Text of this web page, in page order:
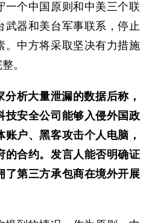
一个中国原则和中美三个联
武器和美台军事联系，停止
。中方将采取坚决有力措施
。
析大量泄漏的数据后称，
技安全公司能够入侵外国政
户、黑客攻击个人电脑，
的合约。发言人能否明确证
了第三方承包商在境外开展